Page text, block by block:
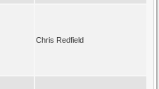
Chris Redfield